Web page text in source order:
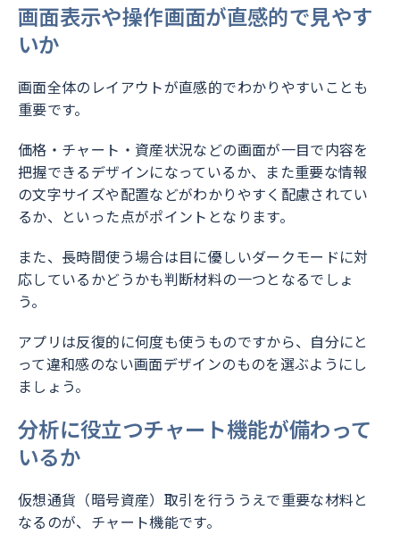
画面表示や操作画面が直感的で見やす
いか
画面全体のレイアウトが直感的でわかりやすいことも
重要です。
価格・チャート・資産状況などの画面が一目で内容を
把握できるデザインになっているか、また重要な情報
の文字サイズや配置などがわかりやすく配慮されてい
るか、といった点がポイントとなります。
また、長時間使う場合は目に優しいダークモードに対
応しているかどうかも判断材料の一つとなるでしょ
う。
アプリは反復的に何度も使うものですから、自分にと
って違和感のない画面デザインのものを選ぶようにし
ましょう。
分析に役立つチャート機能が備わって
いるか
仮想通貨（暗号資産）取引を行ううえで重要な材料と
なるのが、チャート機能です。